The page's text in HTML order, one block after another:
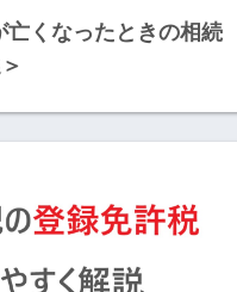
亡くなったときの相続